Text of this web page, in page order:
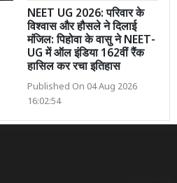
NEET UG 2026: परिवार के
विश्वास और हौसले ने दिलाई
मंजिल: पिहोवा के वासु ने NEET-
UG में ऑल इंडिया 162वीं रैंक
हासिल कर रचा इतिहास
Published On 04 Aug 2026
16:02:54